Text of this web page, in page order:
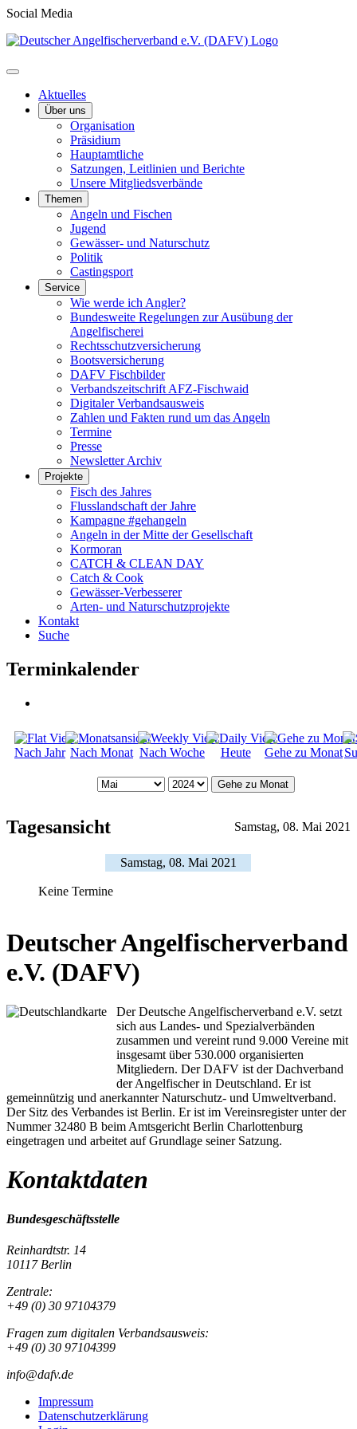
Social Media
Aktuelles
Über uns
Organisation
Präsidium
Hauptamtliche
Satzungen, Leitlinien und Berichte
Unsere Mitgliedsverbände
Themen
Angeln und Fischen
Jugend
Gewässer- und Naturschutz
Politik
Castingsport
Service
Wie werde ich Angler?
Bundesweite Regelungen zur Ausübung der
Angelfischerei
Rechtsschutzversicherung
Bootsversicherung
DAFV Fischbilder
Verbandszeitschrift AFZ-Fischwaid
Digitaler Verbandsausweis
Zahlen und Fakten rund um das Angeln
Termine
Presse
Newsletter Archiv
Projekte
Fisch des Jahres
Flusslandschaft der Jahre
Kampagne #gehangeln
Angeln in der Mitte der Gesellschaft
Kormoran
CATCH & CLEAN DAY
Catch & Cook
Gewässer-Verbesserer
Arten- und Naturschutzprojekte
Kontakt
Suche
Terminkalender
Nach Jahr Nach Monat Nach Woche Heute Gehe zu Monat
Gehe zu Monat
Tagesansicht Samstag, 08. Mai 2021
Samstag, 08. Mai 2021
Keine Termine
Deutscher Angelfischerverband
e.V. (DAFV)
Der Deutsche Angelfischerverband e.V. setzt
sich aus Landes- und Spezialverbänden
zusammen und vereint rund 9.000 Vereine mit
insgesamt über 530.000 organisierten
Mitgliedern. Der DAFV ist der Dachverband
der Angelfischer in Deutschland. Er ist
gemeinnützig und anerkannter Naturschutz- und Umweltverband.
Der Sitz des Verbandes ist Berlin. Er ist im Vereinsregister unter der
Nummer 32480 B beim Amtsgericht Berlin Charlottenburg
eingetragen und arbeitet auf Grundlage seiner Satzung.
Kontaktdaten
Bundesgeschäftsstelle
Reinhardtstr. 14
10117 Berlin
Zentrale:
+49 (0) 30 97104379
Fragen zum digitalen Verbandsausweis:
+49 (0) 30 97104399
info@dafv.de
Impressum
Datenschutzerklärung